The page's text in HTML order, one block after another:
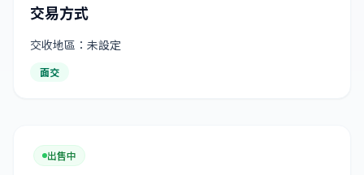
交易方式
交收地區：未設定
面交
出售中